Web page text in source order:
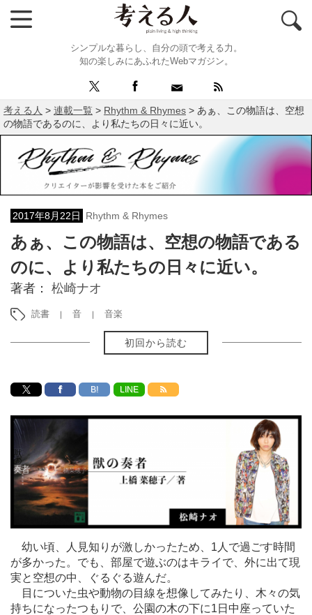
シンプルな暮らし、自分の頭で考える力。
知の楽しみにあふれたWebマガジン。
考える人 > 連載一覧 > Rhythm & Rhymes > あぁ、この物語は、空想
の物語であるのに、より私たちの日々に近い。
2017年8月22日 Rhythm & Rhymes
あぁ、この物語は、空想の物語である
のに、より私たちの日々に近い。
著者： 松崎ナオ
読書 音 音楽
初回から読む
B! LINE
幼い頃、人見知りが激しかったため、1人で過ごす時間
が多かった。でも、部屋で遊ぶのはキライで、外に出て現
実と空想の中、ぐるぐる遊んだ。
目についた虫や動物の目線を想像してみたり、木々の気
持ちになったつもりで、公園の木の下に1日中座っていた